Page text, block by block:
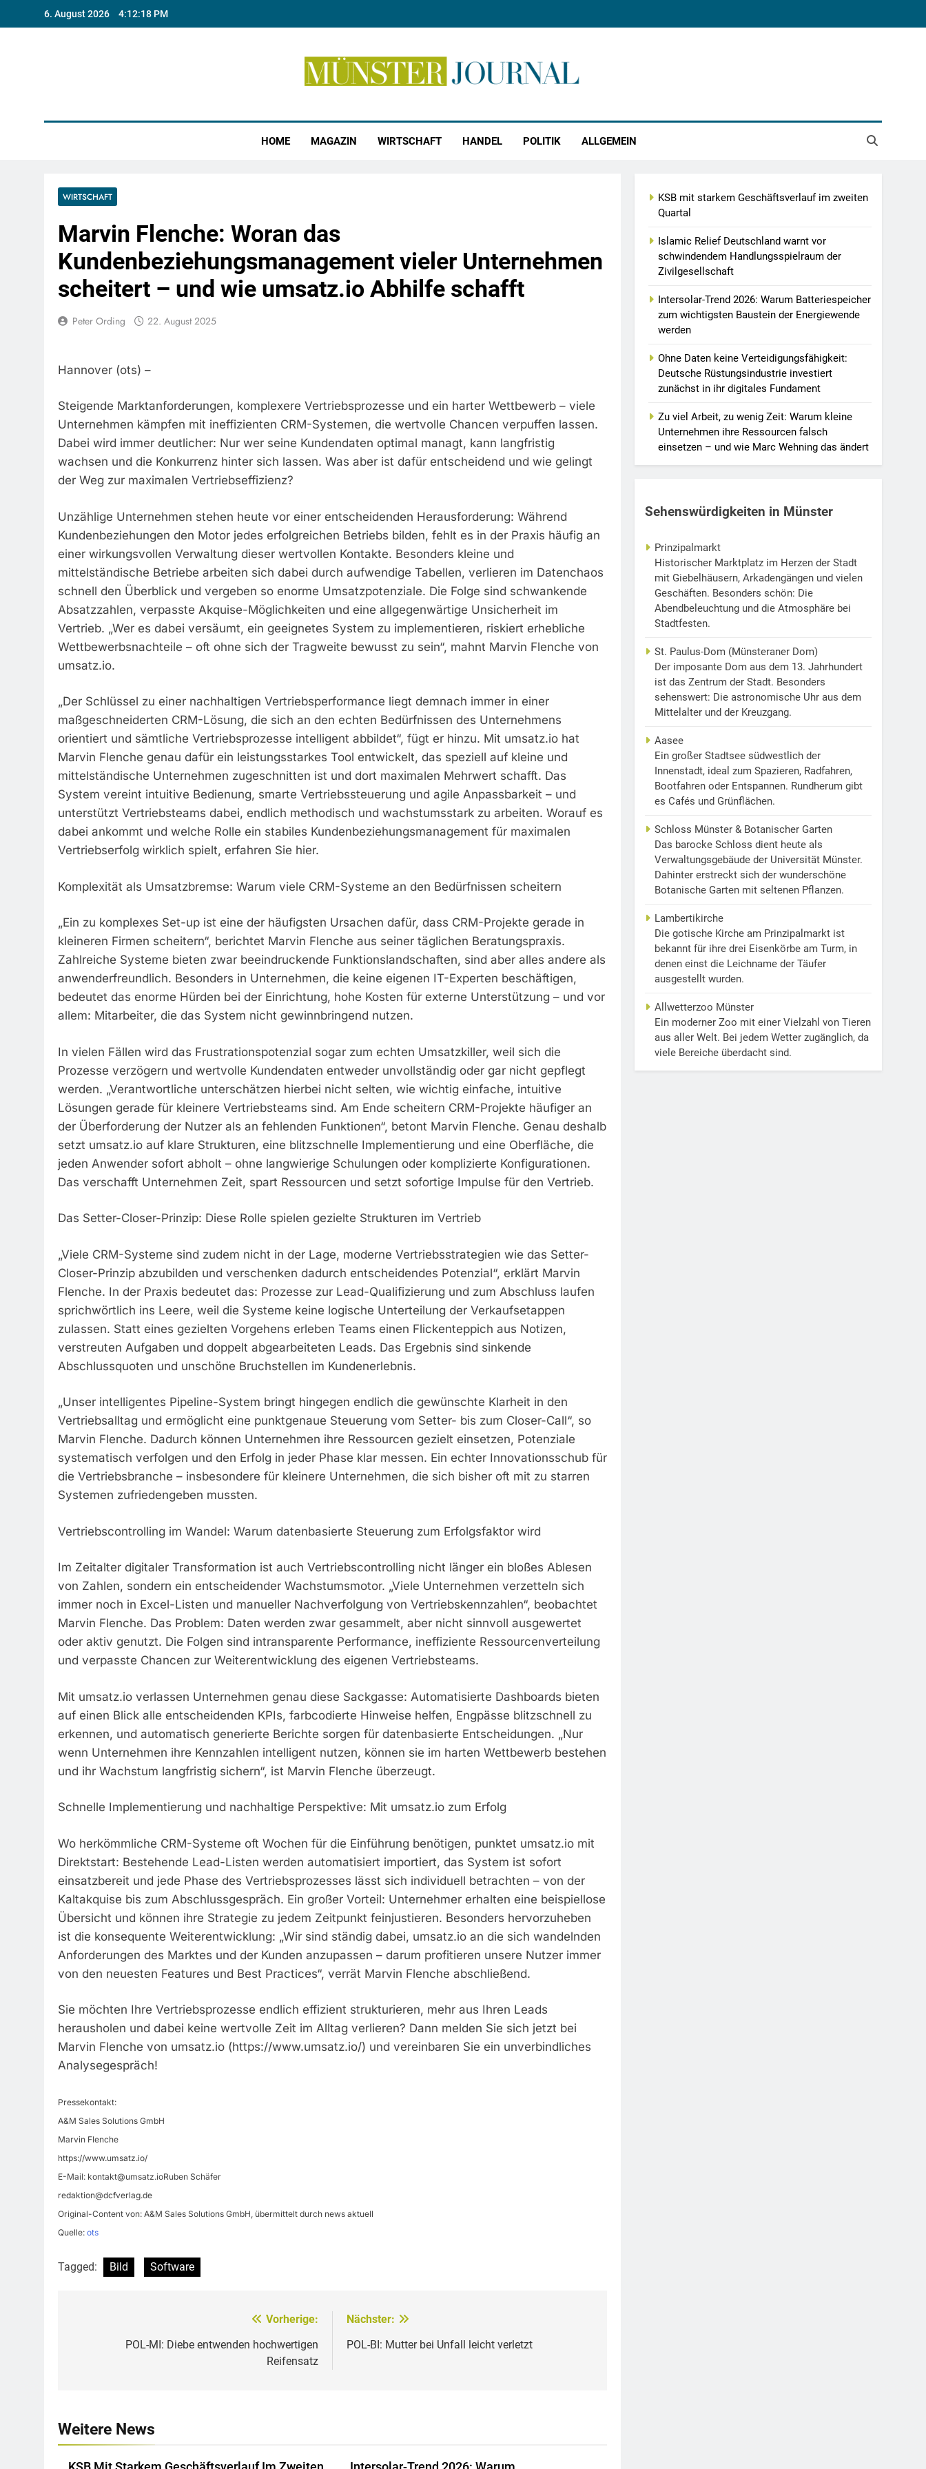
6. August 2026 4:12:19 PM
HOME MAGAZIN WIRTSCHAFT HANDEL POLITIK ALLGEMEIN
WIRTSCHAFT
Marvin Flenche: Woran das
Kundenbeziehungsmanagement vieler Unternehmen
scheitert – und wie umsatz.io Abhilfe schafft
Peter Ording 22. August 2025
Hannover (ots) –
Steigende Marktanforderungen, komplexere Vertriebsprozesse und ein harter Wettbewerb – viele
Unternehmen kämpfen mit ineffizienten CRM-Systemen, die wertvolle Chancen verpuffen lassen.
Dabei wird immer deutlicher: Nur wer seine Kundendaten optimal managt, kann langfristig
wachsen und die Konkurrenz hinter sich lassen. Was aber ist dafür entscheidend und wie gelingt
der Weg zur maximalen Vertriebseffizienz?
Unzählige Unternehmen stehen heute vor einer entscheidenden Herausforderung: Während
Kundenbeziehungen den Motor jedes erfolgreichen Betriebs bilden, fehlt es in der Praxis häufig an
einer wirkungsvollen Verwaltung dieser wertvollen Kontakte. Besonders kleine und
mittelständische Betriebe arbeiten sich dabei durch aufwendige Tabellen, verlieren im Datenchaos
schnell den Überblick und vergeben so enorme Umsatzpotenziale. Die Folge sind schwankende
Absatzzahlen, verpasste Akquise-Möglichkeiten und eine allgegenwärtige Unsicherheit im
Vertrieb. „Wer es dabei versäumt, ein geeignetes System zu implementieren, riskiert erhebliche
Wettbewerbsnachteile – oft ohne sich der Tragweite bewusst zu sein“, mahnt Marvin Flenche von
umsatz.io.
„Der Schlüssel zu einer nachhaltigen Vertriebsperformance liegt demnach immer in einer
maßgeschneiderten CRM-Lösung, die sich an den echten Bedürfnissen des Unternehmens
orientiert und sämtliche Vertriebsprozesse intelligent abbildet“, fügt er hinzu. Mit umsatz.io hat
Marvin Flenche genau dafür ein leistungsstarkes Tool entwickelt, das speziell auf kleine und
mittelständische Unternehmen zugeschnitten ist und dort maximalen Mehrwert schafft. Das
System vereint intuitive Bedienung, smarte Vertriebssteuerung und agile Anpassbarkeit – und
unterstützt Vertriebsteams dabei, endlich methodisch und wachstumsstark zu arbeiten. Worauf es
dabei ankommt und welche Rolle ein stabiles Kundenbeziehungsmanagement für maximalen
Vertriebserfolg wirklich spielt, erfahren Sie hier.
Komplexität als Umsatzbremse: Warum viele CRM-Systeme an den Bedürfnissen scheitern
„Ein zu komplexes Set-up ist eine der häufigsten Ursachen dafür, dass CRM-Projekte gerade in
kleineren Firmen scheitern“, berichtet Marvin Flenche aus seiner täglichen Beratungspraxis.
Zahlreiche Systeme bieten zwar beeindruckende Funktionslandschaften, sind aber alles andere als
anwenderfreundlich. Besonders in Unternehmen, die keine eigenen IT-Experten beschäftigen,
bedeutet das enorme Hürden bei der Einrichtung, hohe Kosten für externe Unterstützung – und vor
allem: Mitarbeiter, die das System nicht gewinnbringend nutzen.
In vielen Fällen wird das Frustrationspotenzial sogar zum echten Umsatzkiller, weil sich die
Prozesse verzögern und wertvolle Kundendaten entweder unvollständig oder gar nicht gepflegt
werden. „Verantwortliche unterschätzen hierbei nicht selten, wie wichtig einfache, intuitive
Lösungen gerade für kleinere Vertriebsteams sind. Am Ende scheitern CRM-Projekte häufiger an
der Überforderung der Nutzer als an fehlenden Funktionen“, betont Marvin Flenche. Genau deshalb
setzt umsatz.io auf klare Strukturen, eine blitzschnelle Implementierung und eine Oberfläche, die
jeden Anwender sofort abholt – ohne langwierige Schulungen oder komplizierte Konfigurationen.
Das verschafft Unternehmen Zeit, spart Ressourcen und setzt sofortige Impulse für den Vertrieb.
Das Setter-Closer-Prinzip: Diese Rolle spielen gezielte Strukturen im Vertrieb
„Viele CRM-Systeme sind zudem nicht in der Lage, moderne Vertriebsstrategien wie das Setter-
Closer-Prinzip abzubilden und verschenken dadurch entscheidendes Potenzial“, erklärt Marvin
Flenche. In der Praxis bedeutet das: Prozesse zur Lead-Qualifizierung und zum Abschluss laufen
sprichwörtlich ins Leere, weil die Systeme keine logische Unterteilung der Verkaufsetappen
zulassen. Statt eines gezielten Vorgehens erleben Teams einen Flickenteppich aus Notizen,
verstreuten Aufgaben und doppelt abgearbeiteten Leads. Das Ergebnis sind sinkende
Abschlussquoten und unschöne Bruchstellen im Kundenerlebnis.
„Unser intelligentes Pipeline-System bringt hingegen endlich die gewünschte Klarheit in den
Vertriebsalltag und ermöglicht eine punktgenaue Steuerung vom Setter- bis zum Closer-Call“, so
Marvin Flenche. Dadurch können Unternehmen ihre Ressourcen gezielt einsetzen, Potenziale
systematisch verfolgen und den Erfolg in jeder Phase klar messen. Ein echter Innovationsschub für
die Vertriebsbranche – insbesondere für kleinere Unternehmen, die sich bisher oft mit zu starren
Systemen zufriedengeben mussten.
Vertriebscontrolling im Wandel: Warum datenbasierte Steuerung zum Erfolgsfaktor wird
Im Zeitalter digitaler Transformation ist auch Vertriebscontrolling nicht länger ein bloßes Ablesen
von Zahlen, sondern ein entscheidender Wachstumsmotor. „Viele Unternehmen verzetteln sich
immer noch in Excel-Listen und manueller Nachverfolgung von Vertriebskennzahlen“, beobachtet
Marvin Flenche. Das Problem: Daten werden zwar gesammelt, aber nicht sinnvoll ausgewertet
oder aktiv genutzt. Die Folgen sind intransparente Performance, ineffiziente Ressourcenverteilung
und verpasste Chancen zur Weiterentwicklung des eigenen Vertriebsteams.
Mit umsatz.io verlassen Unternehmen genau diese Sackgasse: Automatisierte Dashboards bieten
auf einen Blick alle entscheidenden KPIs, farbcodierte Hinweise helfen, Engpässe blitzschnell zu
erkennen, und automatisch generierte Berichte sorgen für datenbasierte Entscheidungen. „Nur
wenn Unternehmen ihre Kennzahlen intelligent nutzen, können sie im harten Wettbewerb bestehen
und ihr Wachstum langfristig sichern“, ist Marvin Flenche überzeugt.
Schnelle Implementierung und nachhaltige Perspektive: Mit umsatz.io zum Erfolg
Wo herkömmliche CRM-Systeme oft Wochen für die Einführung benötigen, punktet umsatz.io mit
Direktstart: Bestehende Lead-Listen werden automatisiert importiert, das System ist sofort
einsatzbereit und jede Phase des Vertriebsprozesses lässt sich individuell betrachten – von der
Kaltakquise bis zum Abschlussgespräch. Ein großer Vorteil: Unternehmer erhalten eine beispiellose
Übersicht und können ihre Strategie zu jedem Zeitpunkt feinjustieren. Besonders hervorzuheben
ist die konsequente Weiterentwicklung: „Wir sind ständig dabei, umsatz.io an die sich wandelnden
Anforderungen des Marktes und der Kunden anzupassen – darum profitieren unsere Nutzer immer
von den neuesten Features und Best Practices“, verrät Marvin Flenche abschließend.
Sie möchten Ihre Vertriebsprozesse endlich effizient strukturieren, mehr aus Ihren Leads
herausholen und dabei keine wertvolle Zeit im Alltag verlieren? Dann melden Sie sich jetzt bei
Marvin Flenche von umsatz.io (https://www.umsatz.io/) und vereinbaren Sie ein unverbindliches
Analysegespräch!
Pressekontakt:
A&M Sales Solutions GmbH
Marvin Flenche
https://www.umsatz.io/
E-Mail: kontakt@umsatz.ioRuben Schäfer
redaktion@dcfverlag.de
Original-Content von: A&M Sales Solutions GmbH, übermittelt durch news aktuell
Quelle: ots
Tagged: Bild Software
Vorherige:
POL-MI: Diebe entwenden hochwertigen
Reifensatz
Nächster:
POL-BI: Mutter bei Unfall leicht verletzt
Weitere News
KSB mit starkem Geschäftsverlauf im zweiten
Quartal
Islamic Relief Deutschland warnt vor
schwindendem Handlungsspielraum der
Zivilgesellschaft
Intersolar-Trend 2026: Warum Batteriespeicher
zum wichtigsten Baustein der Energiewende
werden
Ohne Daten keine Verteidigungsfähigkeit:
Deutsche Rüstungsindustrie investiert
zunächst in ihr digitales Fundament
Zu viel Arbeit, zu wenig Zeit: Warum kleine
Unternehmen ihre Ressourcen falsch
einsetzen – und wie Marc Wehning das ändert
Sehenswürdigkeiten in Münster
Prinzipalmarkt
Historischer Marktplatz im Herzen der Stadt
mit Giebelhäusern, Arkadengängen und vielen
Geschäften. Besonders schön: Die
Abendbeleuchtung und die Atmosphäre bei
Stadtfesten.
St. Paulus-Dom (Münsteraner Dom)
Der imposante Dom aus dem 13. Jahrhundert
ist das Zentrum der Stadt. Besonders
sehenswert: Die astronomische Uhr aus dem
Mittelalter und der Kreuzgang.
Aasee
Ein großer Stadtsee südwestlich der
Innenstadt, ideal zum Spazieren, Radfahren,
Bootfahren oder Entspannen. Rundherum gibt
es Cafés und Grünflächen.
Schloss Münster & Botanischer Garten
Das barocke Schloss dient heute als
Verwaltungsgebäude der Universität Münster.
Dahinter erstreckt sich der wunderschöne
Botanische Garten mit seltenen Pflanzen.
Lambertikirche
Die gotische Kirche am Prinzipalmarkt ist
bekannt für ihre drei Eisenkörbe am Turm, in
denen einst die Leichname der Täufer
ausgestellt wurden.
Allwetterzoo Münster
Ein moderner Zoo mit einer Vielzahl von Tieren
aus aller Welt. Bei jedem Wetter zugänglich, da
viele Bereiche überdacht sind.